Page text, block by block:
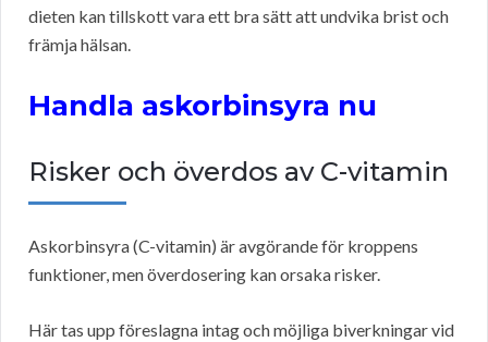
dieten kan tillskott vara ett bra sätt att undvika brist och
främja hälsan.
Handla askorbinsyra nu
Risker och överdos av C-vitamin
Askorbinsyra (C-vitamin) är avgörande för kroppens
funktioner, men överdosering kan orsaka risker.
Här tas upp föreslagna intag och möjliga biverkningar vid